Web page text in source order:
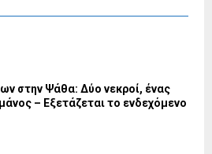
στην Ψάθα: Δύο νεκροί, ένας
– Εξετάζεται το ενδεχόμενο